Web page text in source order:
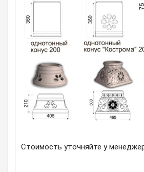
Стоимость уточняйте у